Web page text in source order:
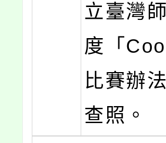
立臺灣
度「
比賽辦
查照。